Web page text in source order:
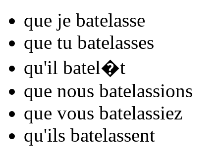
que je batelasse
que tu batelasses
qu'il batel�t
que nous batelassions
que vous batelassiez
qu'ils batelassent